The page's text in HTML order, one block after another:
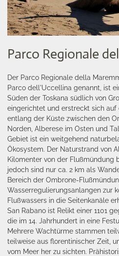
Parco Regionale
Der Parco Regionale della
Parco dell'Uccellina genannt, ist
Süden der Toskana südlich von
eingerichtet und erstreckt sich auf
entlang der Küste zwischen den
Norden, Alberese im Osten und
Gebiet ist ein weitgehend
Ökosystem. Der Naturstrand von
Kilomenter von der Flußmündung
jedoch sind nur ca. 2 km als
Bereich der Ombrone-
Wasserregulierungsanlangen zur
Flußwassers in die Seitenkanäle
San Rabano ist Relikt einer 1101
die im 14. Jahrhundert in eine
Mehrere Wachtürme stammen
teilweise aus florentinischer Zeit,
vom Meer her zu sichten.